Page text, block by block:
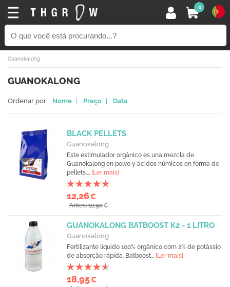
0
Guanokalong
GUANOKALONG
Ordenar por: Nome Preço Data
BLACK PELLETS
Guanokalong
Este estimulador orgánico es una mezcla de
Guanokalong en polvo y ácidos húmicos en forma de
pellets.... [Ler mais]
12,26€
Antes: 12,90€
GUANOKALONG BATBOOST K2 - 1 LITRO
Guanokalong
Fertilizante líquido 100% orgânico com 2% de potássio
de absorção rápida. Batboost... [Ler mais]
18,95€